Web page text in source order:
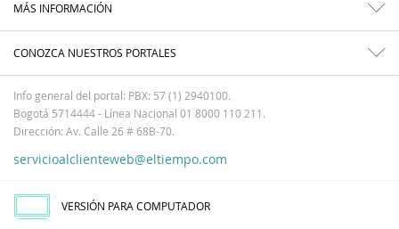
MÁS INFORMACIÓN
CONOZCA NUESTROS PORTALES
Info general del portal: PBX: 57 (1) 2940100.
Bogotá 5714444 - Línea Nacional 01 8000 110 211.
Dirección: Av. Calle 26 # 68B-70.
servicioalclienteweb@eltiempo.com
VERSIÓN PARA COMPUTADOR